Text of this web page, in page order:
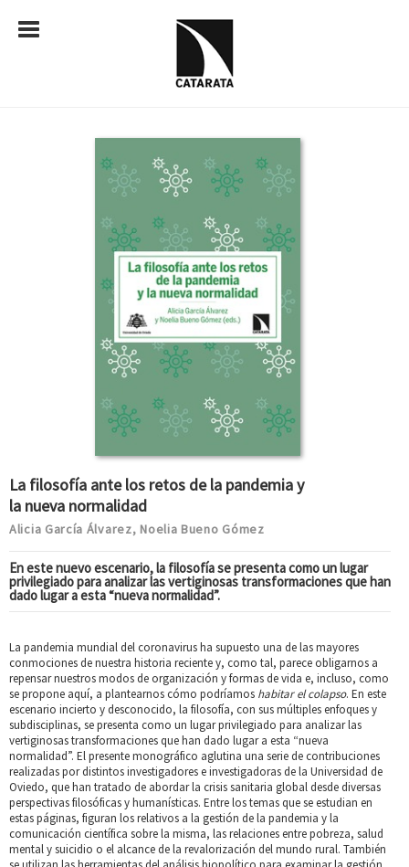
La filosofía ante los retos de la pandemia y
la nueva normalidad
Alicia García Álvarez, Noelia Bueno Gómez
En este nuevo escenario, la filosofía se presenta como un lugar
privilegiado para analizar las vertiginosas transformaciones que han
dado lugar a esta “nueva normalidad”.
La pandemia mundial del coronavirus ha supuesto una de las mayores
conmociones de nuestra historia reciente y, como tal, parece obligarnos a
repensar nuestros modos de organización y formas de vida e, incluso, como
se propone aquí, a plantearnos cómo podríamos habitar el colapso. En este
escenario incierto y desconocido, la filosofía, con sus múltiples enfoques y
subdisciplinas, se presenta como un lugar privilegiado para analizar las
vertiginosas transformaciones que han dado lugar a esta “nueva
normalidad”. El presente monográfico aglutina una serie de contribuciones
realizadas por distintos investigadores e investigadoras de la Universidad de
Oviedo, que han tratado de abordar la crisis sanitaria global desde diversas
perspectivas filosóficas y humanísticas. Entre los temas que se estudian en
estas páginas, figuran los relativos a la gestión de la pandemia y la
comunicación científica sobre la misma, las relaciones entre pobreza, salud
mental y suicidio o el alcance de la revalorización del mundo rural. También